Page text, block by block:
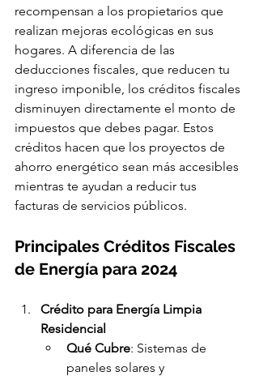
recompensan a los propietarios que
realizan mejoras ecológicas en sus
hogares. A diferencia de las
deducciones fiscales, que reducen tu
ingreso imponible, los créditos fiscales
disminuyen directamente el monto de
impuestos que debes pagar. Estos
créditos hacen que los proyectos de
ahorro energético sean más accesibles
mientras te ayudan a reducir tus
facturas de servicios públicos.
Principales Créditos Fiscales
de Energía para 2024
Crédito para Energía Limpia
Residencial
Qué Cubre: Sistemas de
paneles solares y